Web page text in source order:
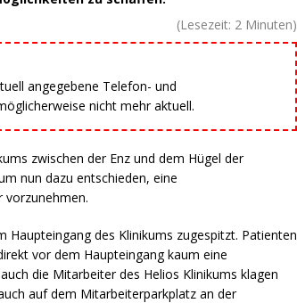
(Lesezeit: 2 Minuten)
angegebene Telefon- und
nicht mehr aktuell.
zwischen der Enz und dem Hügel der
nun dazu entschieden, eine
vorzunehmen.
des Klinikums zugespitzt. Patienten
vor dem Haupteingang kaum eine
die Mitarbeiter des Helios Klinikums klagen
auf dem Mitarbeiterparkplatz an der